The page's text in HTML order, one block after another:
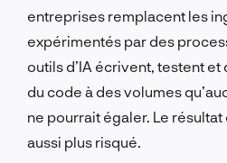
entreprises remplacent les
expérimentés par des
outils d’IA écrivent, testent
du code à des volumes
ne pourrait égaler. Le
aussi plus risqué.